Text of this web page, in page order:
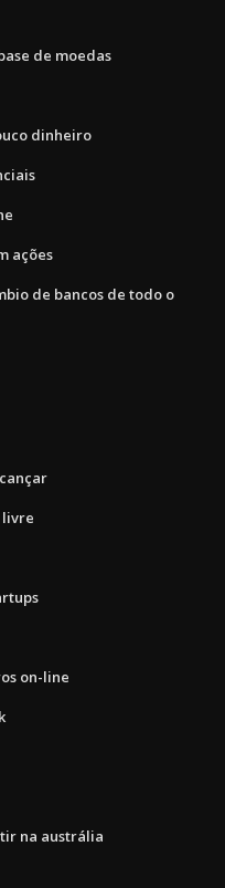
de moedas
dinheiro
ações
de bancos de todo o
livre
on-line
na austrália